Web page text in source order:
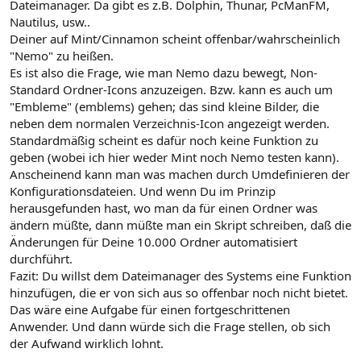
Dateimanager. Da gibt es z.B. Dolphin, Thunar, PcManFM,
Nautilus, usw..
Deiner auf Mint/Cinnamon scheint offenbar/wahrscheinlich
"Nemo" zu heißen.
Es ist also die Frage, wie man Nemo dazu bewegt, Non-
Standard Ordner-Icons anzuzeigen. Bzw. kann es auch um
"Embleme" (emblems) gehen; das sind kleine Bilder, die
neben dem normalen Verzeichnis-Icon angezeigt werden.
Standardmäßig scheint es dafür noch keine Funktion zu
geben (wobei ich hier weder Mint noch Nemo testen kann).
Anscheinend kann man was machen durch Umdefinieren der
Konfigurationsdateien. Und wenn Du im Prinzip
herausgefunden hast, wo man da für einen Ordner was
ändern müßte, dann müßte man ein Skript schreiben, daß die
Änderungen für Deine 10.000 Ordner automatisiert
durchführt.
Fazit: Du willst dem Dateimanager des Systems eine Funktion
hinzufügen, die er von sich aus so offenbar noch nicht bietet.
Das wäre eine Aufgabe für einen fortgeschrittenen
Anwender. Und dann würde sich die Frage stellen, ob sich
der Aufwand wirklich lohnt.